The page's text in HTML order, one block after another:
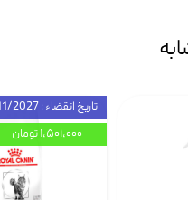
تاریخ انقضاء : 11/2027
۱,۵۰۱,۰۰۰ تومان